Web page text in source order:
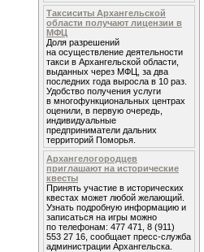
Таксиситы Архангельской
области получают лицензии в
МФЦ
Доля разрешений
на осуществление деятельности
такси в Архангельской области,
выданных через МФЦ, за два
последних года выросла в 10 раз.
Удобство получения услуги
в многофункциональных центрах
оценили, в первую очередь,
индивидуальные
предприниматели дальних
территорий Поморья.
Архангелогородцев
приглашают на исторические
квесты
Принять участие в исторических
квестах может любой желающий.
Узнать подробную информацию и
записаться на игры можно
по телефонам: 477 471, 8 (911)
553 27 16, сообщает пресс-служба
администрации Архангельска.